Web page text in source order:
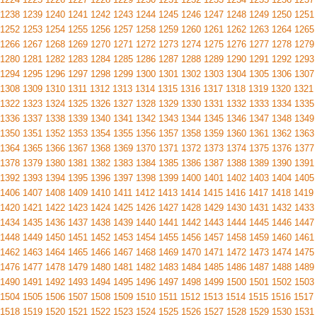
1238 1239 1240 1241 1242 1243 1244 1245 1246 1247 1248 1249 1250 1251
1252 1253 1254 1255 1256 1257 1258 1259 1260 1261 1262 1263 1264 1265
1266 1267 1268 1269 1270 1271 1272 1273 1274 1275 1276 1277 1278 1279
1280 1281 1282 1283 1284 1285 1286 1287 1288 1289 1290 1291 1292 1293
1294 1295 1296 1297 1298 1299 1300 1301 1302 1303 1304 1305 1306 1307
1308 1309 1310 1311 1312 1313 1314 1315 1316 1317 1318 1319 1320 1321
1322 1323 1324 1325 1326 1327 1328 1329 1330 1331 1332 1333 1334 1335
1336 1337 1338 1339 1340 1341 1342 1343 1344 1345 1346 1347 1348 1349
1350 1351 1352 1353 1354 1355 1356 1357 1358 1359 1360 1361 1362 1363
1364 1365 1366 1367 1368 1369 1370 1371 1372 1373 1374 1375 1376 1377
1378 1379 1380 1381 1382 1383 1384 1385 1386 1387 1388 1389 1390 1391
1392 1393 1394 1395 1396 1397 1398 1399 1400 1401 1402 1403 1404 1405
1406 1407 1408 1409 1410 1411 1412 1413 1414 1415 1416 1417 1418 1419
1420 1421 1422 1423 1424 1425 1426 1427 1428 1429 1430 1431 1432 1433
1434 1435 1436 1437 1438 1439 1440 1441 1442 1443 1444 1445 1446 1447
1448 1449 1450 1451 1452 1453 1454 1455 1456 1457 1458 1459 1460 1461
1462 1463 1464 1465 1466 1467 1468 1469 1470 1471 1472 1473 1474 1475
1476 1477 1478 1479 1480 1481 1482 1483 1484 1485 1486 1487 1488 1489
1490 1491 1492 1493 1494 1495 1496 1497 1498 1499 1500 1501 1502 1503
1504 1505 1506 1507 1508 1509 1510 1511 1512 1513 1514 1515 1516 1517
1518 1519 1520 1521 1522 1523 1524 1525 1526 1527 1528 1529 1530 1531